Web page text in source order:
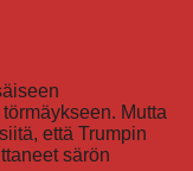
Mutta
että Trumpin
särön